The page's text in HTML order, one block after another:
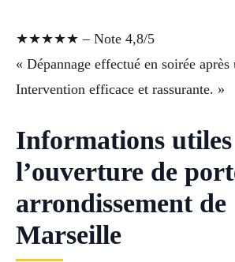
★★★★★ – Note 4,8/5
« Dépannage effectué en soirée après
Intervention efficace et rassurante. »
Informations
l’ouverture de
arrondissement de
Marseille